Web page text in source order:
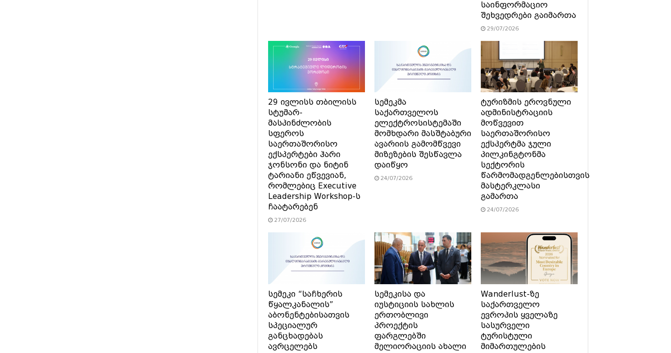
საინფორმაციო
შეხვედრები გაიმართა
29/07/2026
29 ივლისს თბილისს
სტუმარ-
მასპინძლობის
სფეროს
საერთაშორისო
ექსპერტები ჰარი
ჯონსონი და ნიტინ
ტარიანი ეწვევიან,
რომლებიც Executive
Leadership Workshop-ს
ჩაატარებენ
27/07/2026
სემეკმა
საქართველოს
ელექტროსისტემაში
მომხდარი მასშტაბური
ავარიის გამომწვევი
მიზეზების შესწავლა
დაიწყო
24/07/2026
ტურიზმის ეროვნული
ადმინისტრაციის
მოწვევით
საერთაშორისო
ექსპერტმა ჯული
პილკინგტონმა
სექტორის
წარმომადგენლებისთვის
მასტერკლასი
გამართა
24/07/2026
სემეკი “საჩხერის
წყალკანალის”
აბონენტებისათვის
სპეციალურ
განცხადებას
ავრცელებს
სემეკისა და
იუსტიციის სახლის
ერთობლივი
პროექტის
ფარგლებში
მელიორაციის ახალი
Wanderlust-ზე
საქართველო
ევროპის ყველაზე
სასურველი
ტურისტული
მიმართულების